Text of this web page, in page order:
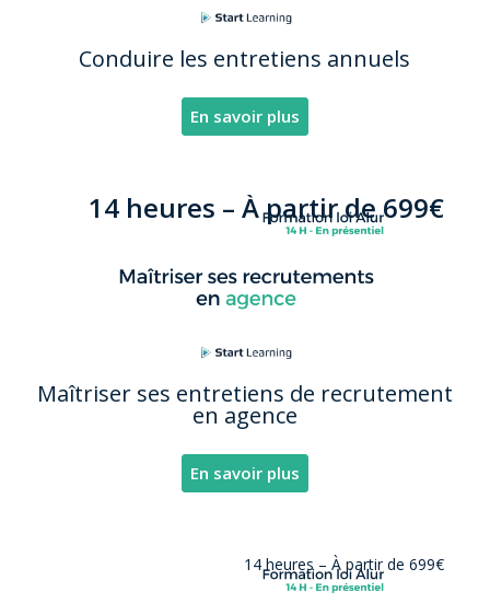
Conduire les entretiens annuels
En savoir plus
14 heures – À partir de699€
Maîtriser ses entretiens de recrutement
en agence
En savoir plus
14 heures – À partir de 699€